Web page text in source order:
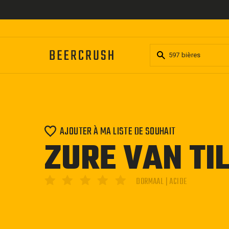
au
AJOUTER À MA LISTE DE SOUHAIT
ZURE VAN
DORMAAL | ACIDE